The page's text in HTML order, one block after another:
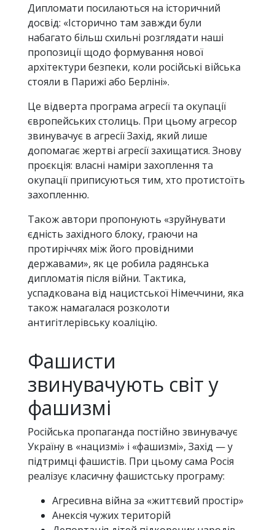
Дипломати посилаються на історичний
досвід: «Історично там завжди були
набагато більш схильні розглядати наші
пропозиції щодо формування нової
архітектури безпеки, коли російські війська
стояли в Парижі або Берліні».
Це відверта програма агресії та окупації
європейських столиць. При цьому агресор
звинувачує в агресії Захід, який лише
допомагає жертві агресії захищатися. Знову
проєкція: власні наміри захоплення та
окупації приписуються тим, хто протистоїть
захопленню.
Також автори пропонують «зруйнувати
єдність західного блоку, граючи на
протиріччях між його провідними
державами», як це робила радянська
дипломатія після війни. Тактика,
успадкована від нацистської Німеччини, яка
також намагалася розколоти
антигітлерівську коаліцію.
Фашисти
звинувачують світ у
фашизмі
Російська пропаганда постійно звинувачує
Україну в «нацизмі» і «фашизмі», Захід — у
підтримці фашистів. При цьому сама Росія
реалізує класичну фашистську програму:
Агресивна війна за «життєвий простір»
Анексія чужих територій